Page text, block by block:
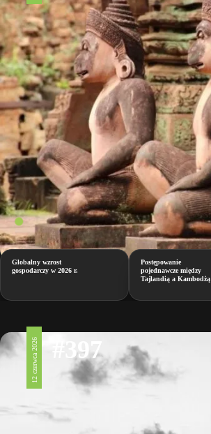
Globalny wzrost
gospodarczy w 2026 r.
Postępowanie
pojednawcze między
Tajlandią a Kambodżą
12 czerwca 2026 #397